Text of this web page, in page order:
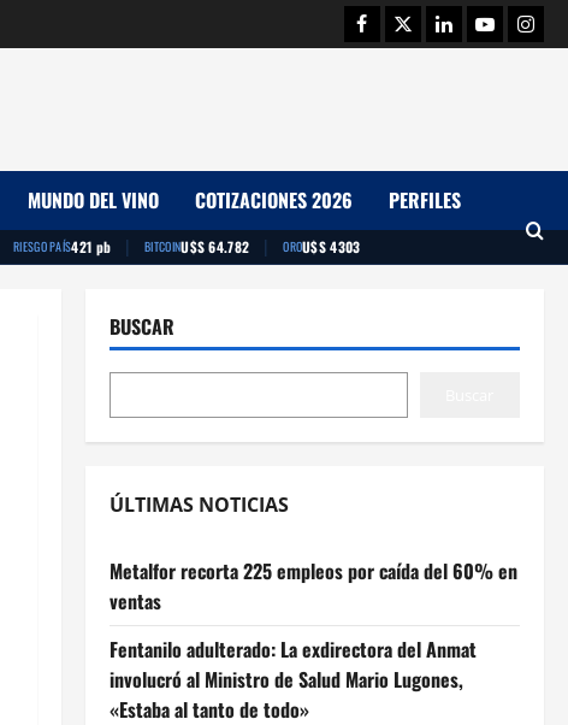
Facebook
TwitterLinkedinYoutube
MUNDO DEL VINO COTIZACIONES 2026 PERFILES
RIESGO PAÍS421 pb | BITCOINU$S 64.782 | OROU$S 4303
BUSCAR
ÚLTIMAS NOTICIAS
Metalfor recorta 225 empleos por caída del 60% en
ventas
Fentanilo adulterado: La exdirectora del Anmat
involucró al Ministro de Salud Mario Lugones,
«Estaba al tanto de todo»